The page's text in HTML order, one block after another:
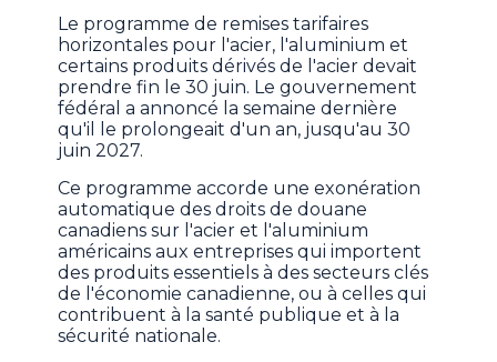
Le programme de remises tarifaires
horizontales pour l'acier, l'aluminium et
certains produits dérivés de l'acier devait
prendre fin le 30 juin. Le gouvernement
fédéral a annoncé la semaine dernière
qu'il le prolongeait d'un an, jusqu'au 30
juin 2027.
Ce programme accorde une exonération
automatique des droits de douane
canadiens sur l'acier et l'aluminium
américains aux entreprises qui importent
des produits essentiels à des secteurs clés
de l'économie canadienne, ou à celles qui
contribuent à la santé publique et à la
sécurité nationale.